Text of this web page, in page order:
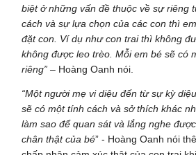
biệt ở những vấn đề thuộc về sự riêng
cách và sự lựa chọn của các con thì
đặt con. Ví dụ như con trai thì không
không được leo trèo. Mỗi em bé sẽ có
riêng” – Hoàng Oanh nói.
“Một người mẹ vi diệu đến từ sự kỳ
sẽ có một tính cách và sở thích khác
làm sao để quan sát và lắng nghe
chân thật của bé” - Hoàng Oanh nói